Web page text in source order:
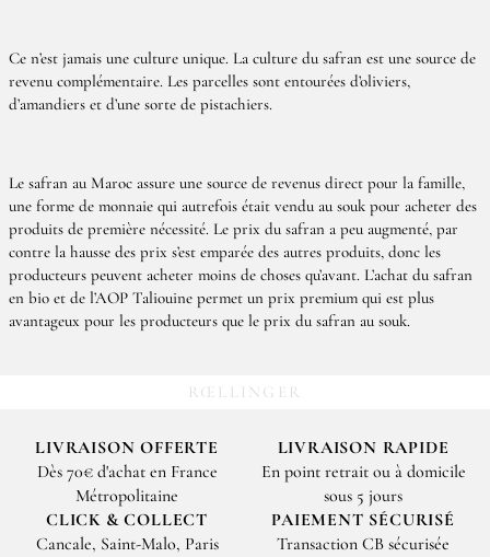
Ce n’est jamais une culture unique. La culture du safran est une source de
revenu complémentaire. Les parcelles sont entourées d’oliviers,
d’amandiers et d’une sorte de pistachiers.
Le safran au Maroc assure une source de revenus direct pour la famille,
une forme de monnaie qui autrefois était vendu au souk pour acheter des
produits de première nécessité. Le prix du safran a peu augmenté, par
contre la hausse des prix s’est emparée des autres produits, donc les
producteurs peuvent acheter moins de choses qu’avant. L’achat du safran
en bio et de l’AOP Taliouine permet un prix premium qui est plus
avantageux pour les producteurs que le prix du safran au souk.
RŒLLINGER
LIVRAISON OFFERTE
Dès 70€ d'achat en France
Métropolitaine
LIVRAISON RAPIDE
En point retrait ou à domicile
sous 5 jours
CLICK & COLLECT
Cancale, Saint-Malo, Paris
PAIEMENT SÉCURISÉ
Transaction CB sécurisée